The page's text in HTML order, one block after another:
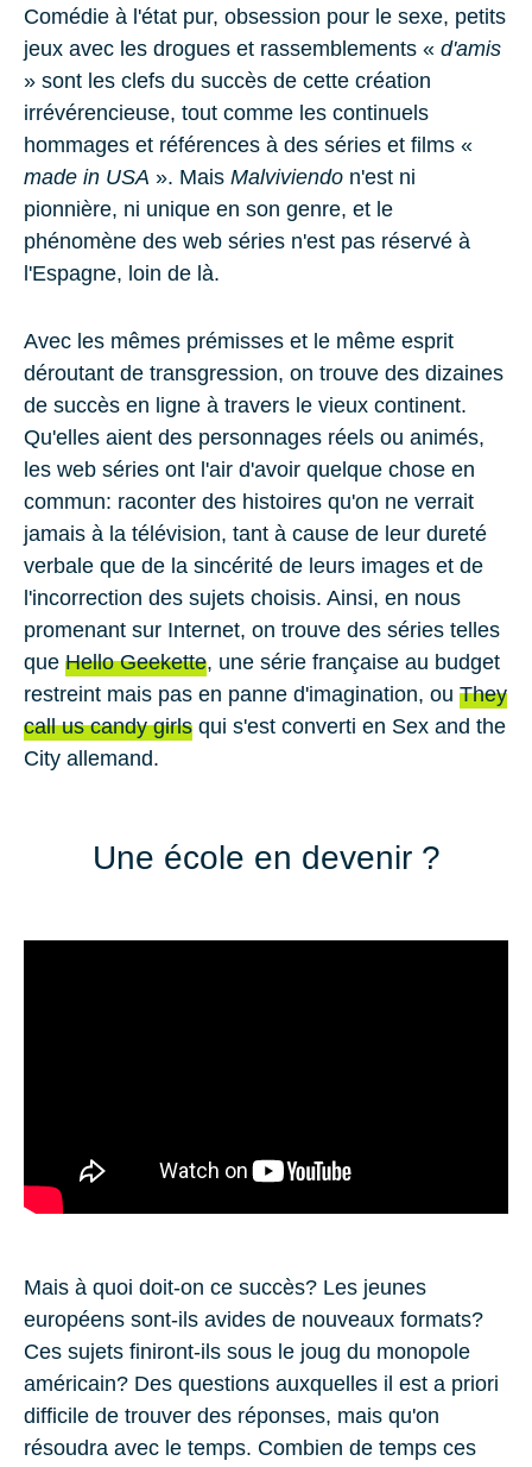
Comédie à l'état pur, obsession pour le sexe, petits
jeux avec les drogues et rassemblements « d'amis
» sont les clefs du succès de cette création
irrévérencieuse, tout comme les continuels
hommages et références à des séries et films «
made in USA ». Mais Malviviendo n'est ni
pionnière, ni unique en son genre, et le
phénomène des web séries n'est pas réservé à
l'Espagne, loin de là.
Avec les mêmes prémisses et le même esprit
déroutant de transgression, on trouve des dizaines
de succès en ligne à travers le vieux continent.
Qu'elles aient des personnages réels ou animés,
les web séries ont l'air d'avoir quelque chose en
commun: raconter des histoires qu'on ne verrait
jamais à la télévision, tant à cause de leur dureté
verbale que de la sincérité de leurs images et de
l'incorrection des sujets choisis. Ainsi, en nous
promenant sur Internet, on trouve des séries telles
que Hello Geekette, une série française au budget
restreint mais pas en panne d'imagination, ou They
call us candy girls qui s'est converti en Sex and the
City allemand.
Une école en devenir ?
Mais à quoi doit-on ce succès? Les jeunes
européens sont-ils avides de nouveaux formats?
Ces sujets finiront-ils sous le joug du monopole
américain? Des questions auxquelles il est a priori
difficile de trouver des réponses, mais qu'on
résoudra avec le temps. Combien de temps ces